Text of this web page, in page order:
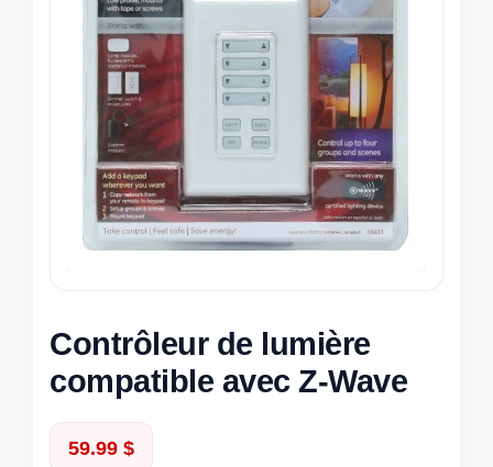
Contrôleur de lumière
compatible avec Z-Wave
59.99 $